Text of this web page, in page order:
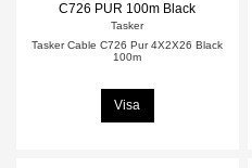
C726 PUR 100m Black
Tasker
Tasker Cable C726 Pur 4X2X26 Black
100m
Visa